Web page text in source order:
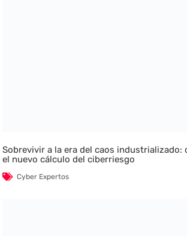
Sobrevivir a la era del caos industrializado:
el nuevo cálculo del ciberriesgo
Cyber Expertos